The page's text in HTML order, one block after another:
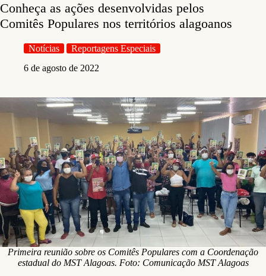
Conheça as ações desenvolvidas pelos
Comitês Populares nos territórios alagoanos
Notícias
Reportagens Especiais
6 de agosto de 2022
Primeira reunião sobre os Comitês Populares com a Coordenação
estadual do MST Alagoas. Foto: Comunicação MST Alagoas